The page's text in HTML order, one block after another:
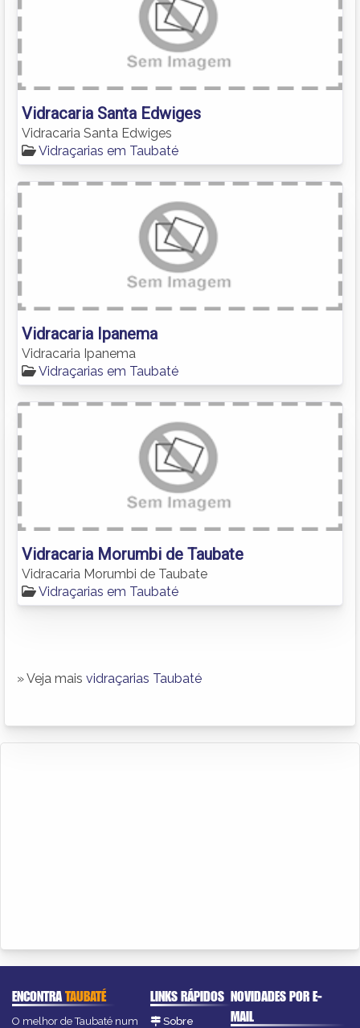
Vidracaria Santa Edwiges
Vidracaria Santa Edwiges
Vidraçarias em Taubaté
Vidracaria Ipanema
Vidracaria Ipanema
Vidraçarias em Taubaté
Vidracaria Morumbi de Taubate
Vidracaria Morumbi de Taubate
Vidraçarias em Taubaté
» Veja mais vidraçarias Taubaté
ENCONTRATAUBATÉ
O melhor de Taubaté num
LINKS RÁPIDOS
Sobre
NOVIDADES POR E-
MAIL